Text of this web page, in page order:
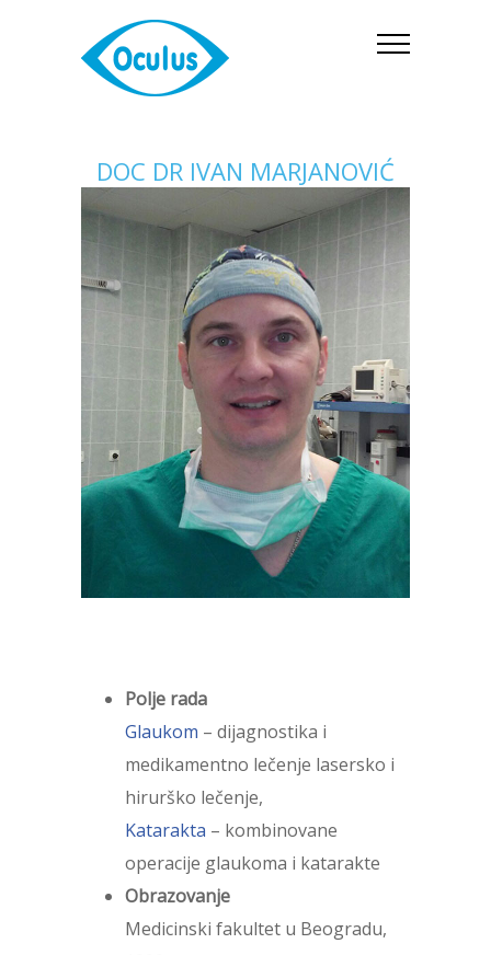
DOC DR IVAN MARJANOVIĆ
Polje rada
Glaukom – dijagnostika i
medikamentno lečenje lasersko i
hirurško lečenje,
Katarakta – kombinovane
operacije glaukoma i katarakte
Obrazovanje
Medicinski fakultet u Beogradu,